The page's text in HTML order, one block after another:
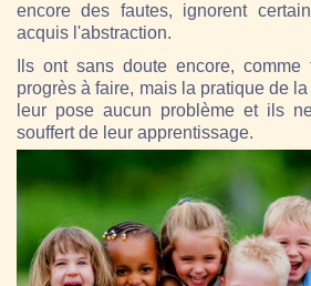
encore des fautes, ignorent
acquis l'abstraction.
Ils ont sans doute encore,
progrès à faire, mais la pratique de
leur pose aucun problème et ils
souffert de leur apprentissage.